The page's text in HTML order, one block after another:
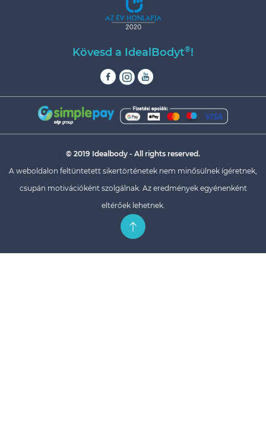
Kövesd a IdealBodyt®!
© 2019 Idealbody - All rights reserved.
A weboldalon feltüntetett sikertörténetek nem minősülnek ígéretnek,
csupán motivációként szolgálnak. Az eredmények egyénenként
eltérőek lehetnek.